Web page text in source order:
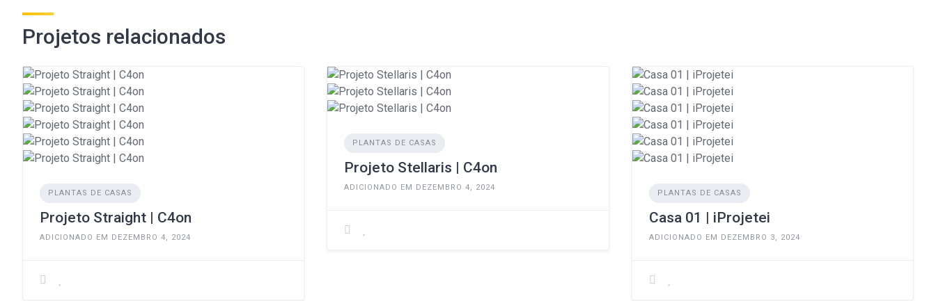
Projetos relacionados
PLANTAS DE CASAS
Projeto Straight | C4on
ADICIONADO EM DEZEMBRO 4, 2024
PLANTAS DE CASAS
Projeto Stellaris | C4on
ADICIONADO EM DEZEMBRO 4, 2024
PLANTAS DE CASAS
Casa 01 | iProjetei
ADICIONADO EM DEZEMBRO 3, 2024